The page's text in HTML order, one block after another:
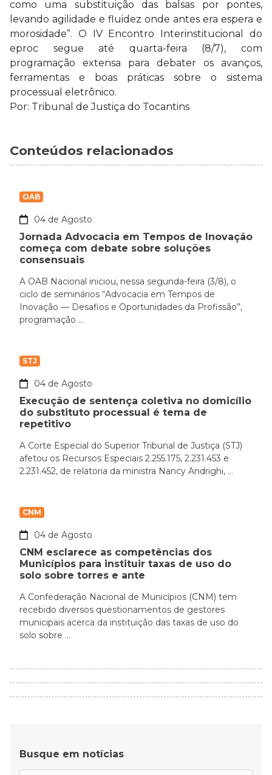
como uma substituição das balsas por pontes,
levando agilidade e fluidez onde antes era espera e
morosidade”. O IV Encontro Interinstitucional do
eproc segue até quarta-feira (8/7), com
programação extensa para debater os avanços,
ferramentas e boas práticas sobre o sistema
processual eletrônico.
Por: Tribunal de Justiça do Tocantins
Conteúdos relacionados
OAB
04 de Agosto
Jornada Advocacia em Tempos de Inovação
começa com debate sobre soluções
consensuais
A OAB Nacional iniciou, nessa segunda-feira (3/8), o
ciclo de seminários “Advocacia em Tempos de
Inovação — Desafios e Oportunidades da Profissão”,
programação ...
STJ
04 de Agosto
Execução de sentença coletiva no domicílio
do substituto processual é tema de
repetitivo
A Corte Especial do Superior Tribunal de Justiça (STJ)
afetou os Recursos Especiais 2.255.175, 2.231.453 e
2.231.452, de relatoria da ministra Nancy Andrighi, ...
CNM
04 de Agosto
CNM esclarece as competências dos
Municípios para instituir taxas de uso do
solo sobre torres e ante
A Confederação Nacional de Municípios (CNM) tem
recebido diversos questionamentos de gestores
municipais acerca da instituição das taxas de uso do
solo sobre ...
Busque em notícias